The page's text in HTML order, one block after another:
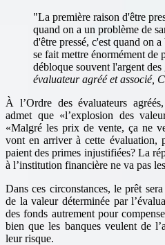
"La première raison d'être
quand on a un problème de
d'être pressé, c'est quand on
se fait mettre énormément de
débloque souvent l'argent des
évaluateur agréé et associé,
À l’Ordre des évaluateurs
admet que
l’explosion des
Malgré les prix de vente, ça ne
vont en arriver à cette évaluation,
paient des primes injustifiées? La
à l’institution financière ne va pas
Dans ces circonstances, le prêt
de la valeur déterminée par
des fonds autrement pour
bien que les banques veulent de
leur risque.